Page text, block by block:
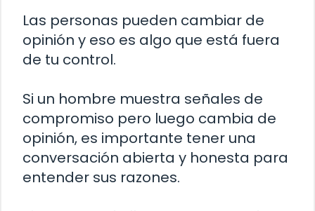
Las personas pueden cambiar de
opinión y eso es algo que está fuera
de tu control.
Si un hombre muestra señales de
compromiso pero luego cambia de
opinión, es importante tener una
conversación abierta y honesta para
entender sus razones.